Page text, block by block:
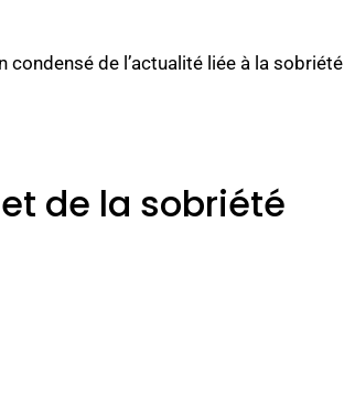
de l’actualité liée à la sobriété
de la sobriété